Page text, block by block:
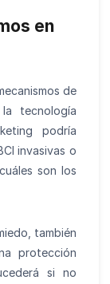
en
de
tecnología
podría
invasivas o
son los
también
protección
si no